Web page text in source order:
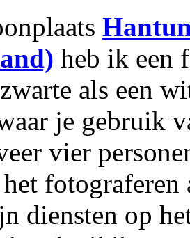
heb ik een
als een
je gebruik
vier
diensten op